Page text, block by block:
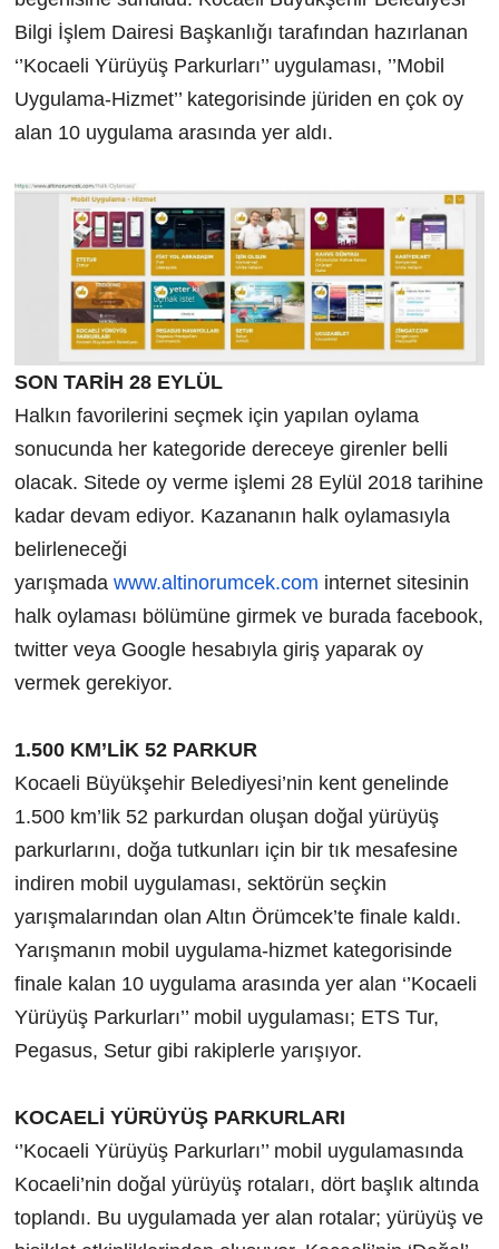
Bilgi İşlem Dairesi Başkanlığı tarafından hazırlanan
‘’Kocaeli Yürüyüş Parkurları’’ uygulaması, ’’Mobil
Uygulama-Hizmet’’ kategorisinde jüriden en çok oy
alan 10 uygulama arasında yer aldı.
SON TARİH 28 EYLÜL
Halkın favorilerini seçmek için yapılan oylama
sonucunda her kategoride dereceye girenler belli
olacak. Sitede oy verme işlemi 28 Eylül 2018 tarihine
kadar devam ediyor. Kazananın halk oylamasıyla
belirleneceği
yarışmada www.altinorumcek.com internet sitesinin
halk oylaması bölümüne girmek ve burada facebook,
twitter veya Google hesabıyla giriş yaparak oy
vermek gerekiyor.
1.500 KM’LİK 52 PARKUR
Kocaeli Büyükşehir Belediyesi’nin kent genelinde
1.500 km’lik 52 parkurdan oluşan doğal yürüyüş
parkurlarını, doğa tutkunları için bir tık mesafesine
indiren mobil uygulaması, sektörün seçkin
yarışmalarından olan Altın Örümcek’te finale kaldı.
Yarışmanın mobil uygulama-hizmet kategorisinde
finale kalan 10 uygulama arasında yer alan ‘’Kocaeli
Yürüyüş Parkurları’’ mobil uygulaması; ETS Tur,
Pegasus, Setur gibi rakiplerle yarışıyor.
KOCAELİ YÜRÜYÜŞ PARKURLARI
‘’Kocaeli Yürüyüş Parkurları’’ mobil uygulamasında
Kocaeli’nin doğal yürüyüş rotaları, dört başlık altında
toplandı. Bu uygulamada yer alan rotalar; yürüyüş ve